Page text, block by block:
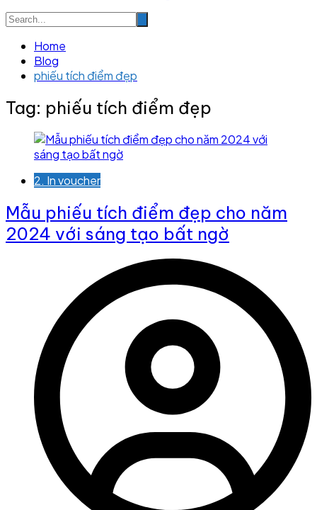
Home
Blog
phiếu tích điểm đẹp
Tag: phiếu tích điểm đẹp
2. In voucher
Mẫu phiếu tích điểm đẹp cho năm
2024 với sáng tạo bất ngờ